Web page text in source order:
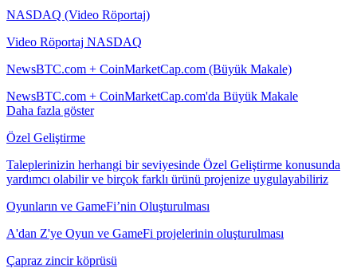
NASDAQ (Video Röportaj)
Video Röportaj NASDAQ
NewsBTC.com + CoinMarketCap.com (Büyük Makale)
NewsBTC.com + CoinMarketCap.com'da Büyük Makale
Daha fazla göster
Özel Geliştirme
Taleplerinizin herhangi bir seviyesinde Özel Geliştirme konusunda
yardımcı olabilir ve birçok farklı ürünü projenize uygulayabiliriz
Oyunların ve GameFi’nin Oluşturulması
A'dan Z'ye Oyun ve GameFi projelerinin oluşturulması
Çapraz zincir köprüsü